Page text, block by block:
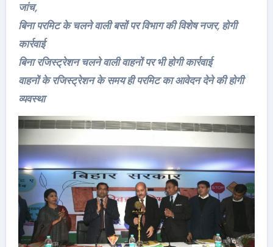
जांच,
बिना परमिट के चलने वाली बसों पर विभाग की विशेष नजर, होगी
कार्रवाई
बिना रजिस्ट्रेशन चलने वाली वाहनों पर भी होगी कार्रवाई
वाहनों के रजिस्ट्रेशन के समय ही परमिट का आवेदन देने की होगी
व्यवस्था